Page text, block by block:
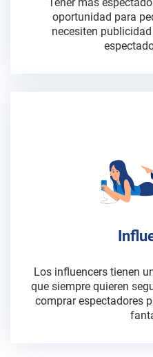
oportunidad para
necesiten
Los influencers tienen
que siempre quieren
comprar espectadores